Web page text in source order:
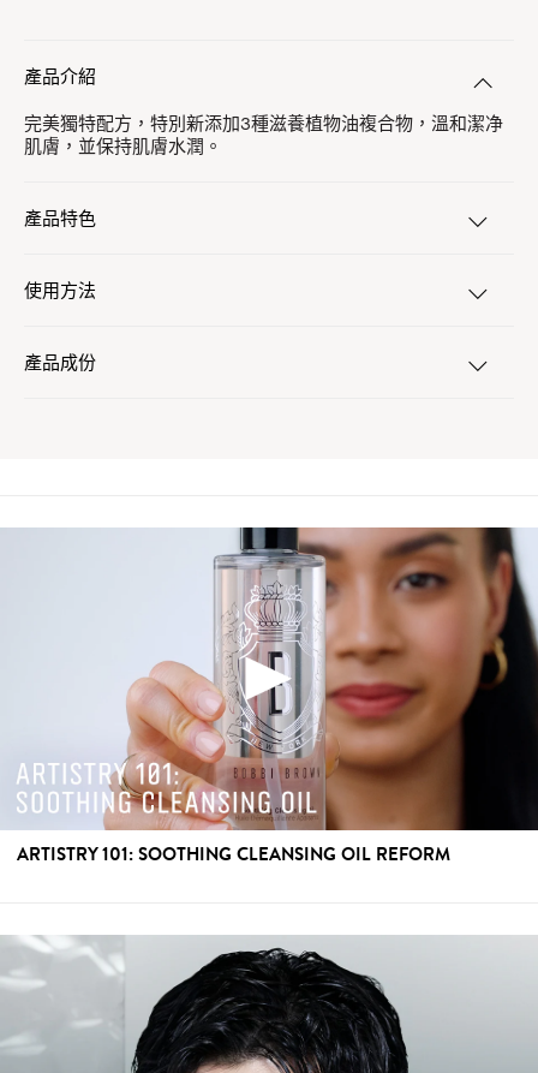
產品介紹
完美獨特配方，特別新添加3種滋養植物油複合物，溫和潔净
肌膚，並保持肌膚水潤。
產品特色
使用方法
產品成份
ARTISTRY 101: SOOTHING CLEANSING OIL REFORM